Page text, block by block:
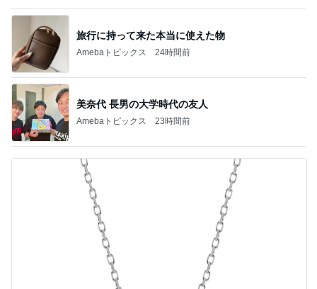
旅行に持って来た本当に使えた物
Amebaトピックス 24時間前
美奈代 長男の大学時代の友人
Amebaトピックス 23時間前